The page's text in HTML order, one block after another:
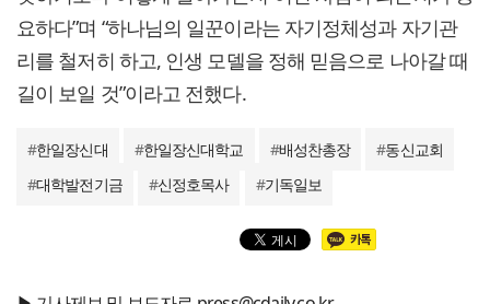
요하다”며 “하나님의 일꾼이라는 자기정체성과 자기관
리를 철저히 하고, 인생 모델을 정해 믿음으로 나아갈 때
길이 보일 것”이라고 전했다.
#한일장신대 #한일장신대학교 #배성찬총장 #동신교회
#대학발전기금 #신정호목사 #기독일보